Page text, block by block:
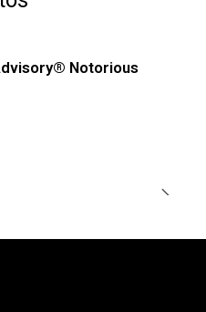
Notorious